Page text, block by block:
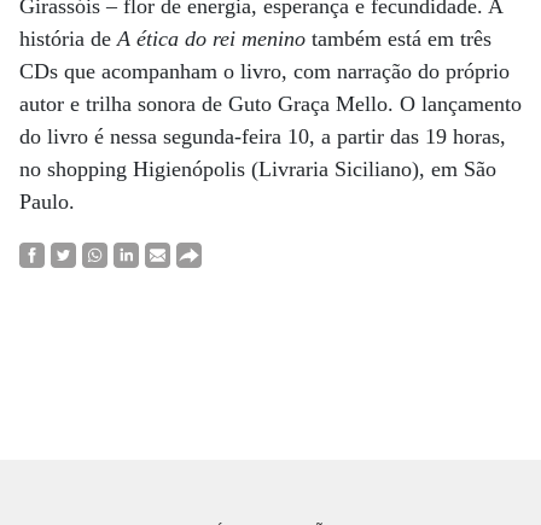
Girassóis – flor de energia, esperança e fecundidade. A
história deA ética do rei menino também está em três
CDs que acompanham o livro, com narração do próprio
autor e trilha sonora de Guto Graça Mello. O lançamento
do livro é nessa segunda-feira 10, a partir das 19 horas,
no shopping Higienópolis (Livraria Siciliano), em São
Paulo.